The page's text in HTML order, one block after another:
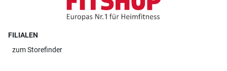
FILIALEN
zumStorefinder